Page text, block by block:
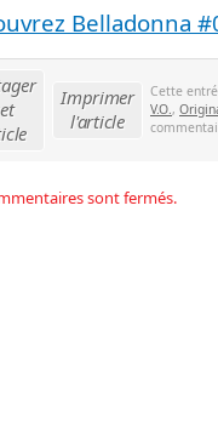
Belladonna
Imprimer
l'article
Cette
V.O.,
sont fermés.